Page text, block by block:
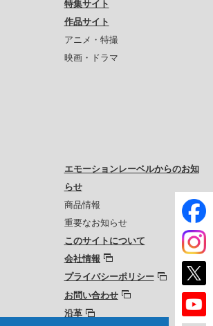
特集サイト
作品サイト
アニメ・特撮
映画・ドラマ
エモーションレーベルからのお知
らせ
商品情報
重要なお知らせ
このサイトについて
会社情報
プライバシーポリシー
お問い合わせ
沿革